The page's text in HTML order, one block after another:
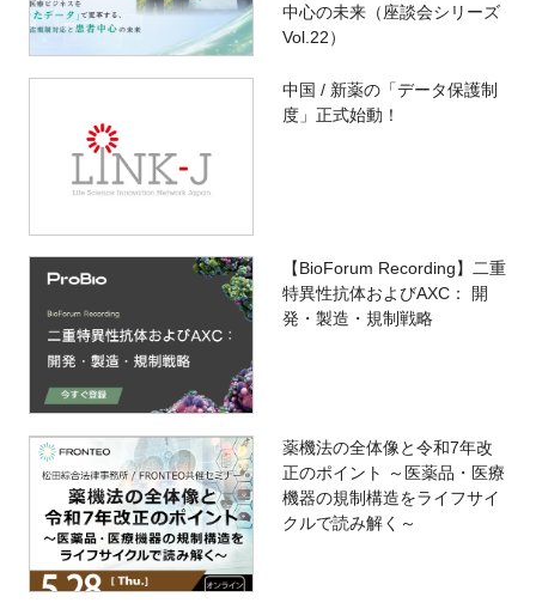
中心の未来（座談会シリーズ
Vol.22）
中国 / 新薬の「データ保護制
度」正式始動！
【BioForum Recording】二重
特異性抗体およびAXC： 開
発・製造・規制戦略
薬機法の全体像と令和7年改
正のポイント ～医薬品・医療
機器の規制構造をライフサイ
クルで読み解く～